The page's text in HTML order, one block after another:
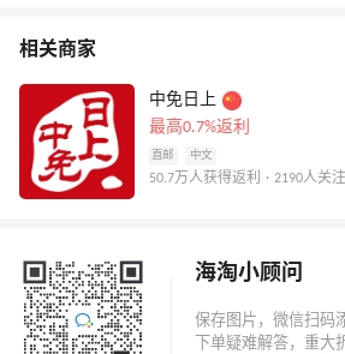
相关商家
中免日上
最高0.7%返利
直邮 中文
50.7万人获得返利 · 2190人关注
海淘小顾问